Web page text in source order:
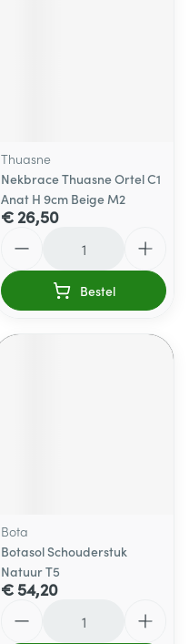
Thuasne
Nekbrace Thuasne Ortel C1
Anat H 9cm Beige M2
€ 26,50
Bestel
Bota
Botasol Schouderstuk
Natuur T5
€ 54,20